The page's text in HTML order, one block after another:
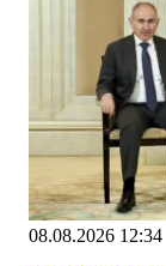
08.08.2026 12:34